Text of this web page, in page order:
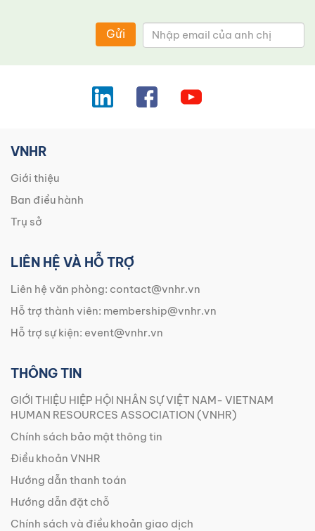
Gửi
VNHR
Giới thiệu
Ban điều hành
Trụ sở
LIÊN HỆ VÀ HỖ TRỢ
Liên hệ văn phòng: contact@vnhr.vn
Hỗ trợ thành viên: membership@vnhr.vn
Hỗ trợ sự kiện: event@vnhr.vn
THÔNG TIN
GIỚI THIỆU HIỆP HỘI NHÂN SỰ VIỆT NAM- VIETNAM
HUMAN RESOURCES ASSOCIATION (VNHR)
Chính sách bảo mật thông tin
Điều khoản VNHR
Hướng dẫn thanh toán
Hướng dẫn đặt chỗ
Chính sách và điều khoản giao dịch